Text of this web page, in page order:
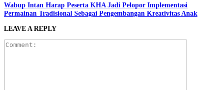
Wabup Intan Harap Peserta KHA Jadi Pelopor Implementasi
Permainan Tradisional Sebagai Pengembangan Kreativitas Anak
LEAVE A REPLY